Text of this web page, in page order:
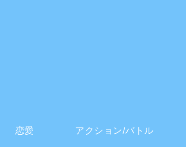
恋愛 アクション/バトル